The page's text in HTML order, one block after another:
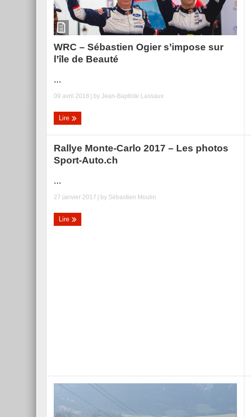
WRC – Sébastien Ogier s’impose sur
l’île de Beauté
...
09 avril 2018 | by Jean-Baptiste Lassaux
Lire
Rallye Monte-Carlo 2017 – Les photos
Sport-Auto.ch
...
27 janvier 2017 | by Sébastien Moulin
Lire